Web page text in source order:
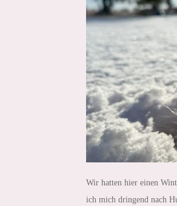
Wir hatten hier einen
ich mich dringend nach